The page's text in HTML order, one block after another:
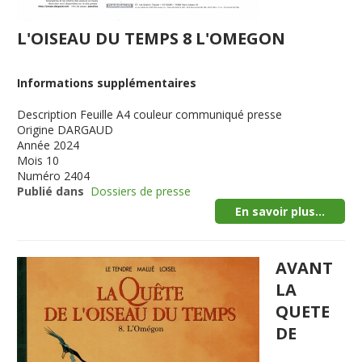
L'OISEAU DU TEMPS 8 L'OMEGON
Informations supplémentaires
Description Feuille A4 couleur communiqué presse
Origine DARGAUD
Année 2024
Mois 10
Numéro 2404
Publié dans Dossiers de presse
En savoir plus...
AVANT
LA
QUETE
DE